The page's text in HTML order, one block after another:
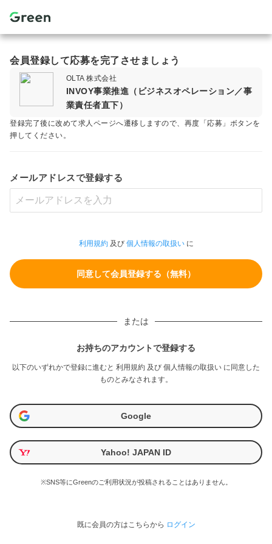
会員登録して応募を完了させましょう
OLTA 株式会社
INVOY事業推進（ビジネスオペレーション／事
業責任者直下）
登録完了後に改めて求人ページへ遷移しますので、再度「応募」ボタンを
押してください。
メールアドレスで登録する
利用規約及び 個人情報の取扱いに
または
お持ちのアカウントで登録する
以下のいずれかで登録に進むと 利用規約 及び 個人情報の取扱い に同意した
ものとみなされます。
Google
Yahoo! JAPAN ID
※SNS等にGreenのご利用状況が投稿されることはありません。
既に会員の方はこちらから ログイン